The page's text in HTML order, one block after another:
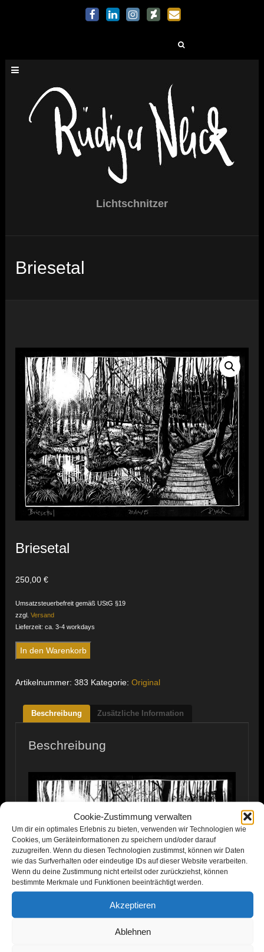
Cookie-Zustimmung verwalten
Um dir ein optimales Erlebnis zu bieten, verwenden wir Technologien wie
Cookies, um Geräteinformationen zu speichern und/oder darauf
zuzugreifen. Wenn du diesen Technologien zustimmst, können wir Daten
wie das Surfverhalten oder eindeutige IDs auf dieser Website verarbeiten.
Wenn du deine Zustimmung nicht erteilst oder zurückziehst, können
bestimmte Merkmale und Funktionen beeinträchtigt werden.
Akzeptieren
Ablehnen
Lichtschnitzer
Briesetal
Briesetal
250,00€
Umsatzsteuerbefreit gemäß UStG §19
zzgl.Versand
Lieferzeit: ca. 3-4 workdays
Briesetal
Menge
In den Warenkorb
Artikelnummer:383 Kategorie:Original
Beschreibung Zusätzliche Information
Beschreibung